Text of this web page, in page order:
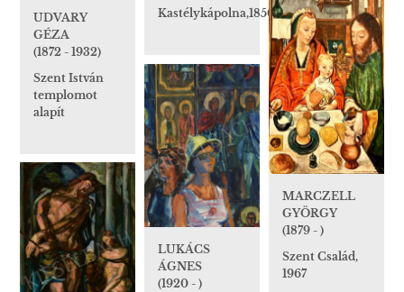
Kastélykápolna,1850
UDVARY
GÉZA
(1872 - 1932)
Szent István
templomot
alapít
MARCZELL
GYÖRGY
(1879 - )
Szent Család,
1967
LUKÁCS
ÁGNES
(1920 - )